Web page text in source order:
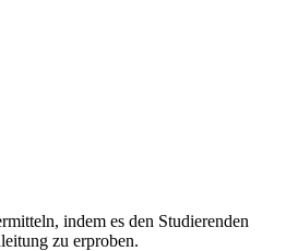
indem es den Studierenden
zu erproben.